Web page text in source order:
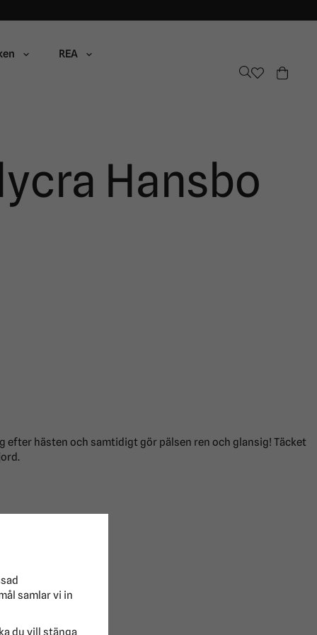
REA
Hansbo
efter hästen och samtidigt gör pälsen ren och glansig! Täcket
samlar vi in
du vill stänga